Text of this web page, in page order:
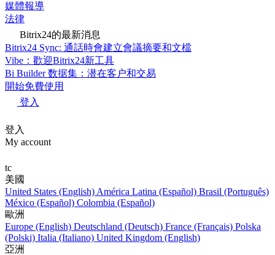
媒體報導
法律
Bitrix24的最新消息
Bitrix24 Sync: 通話時會建立會議摘要和文檔
Vibe：歡迎Bitrix24新工具
Bi Builder 数据集：潜在客户和交易
開始免費使用
登入
登入
My account
tc
美國
United States (English) América Latina (Español) Brasil (Português)
México (Español) Colombia (Español)
歐洲
Europe (English) Deutschland (Deutsch) France (Français) Polska
(Polski) Italia (Italiano) United Kingdom (English)
亞洲